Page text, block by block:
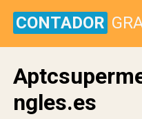
CONTADOR
ngles.es